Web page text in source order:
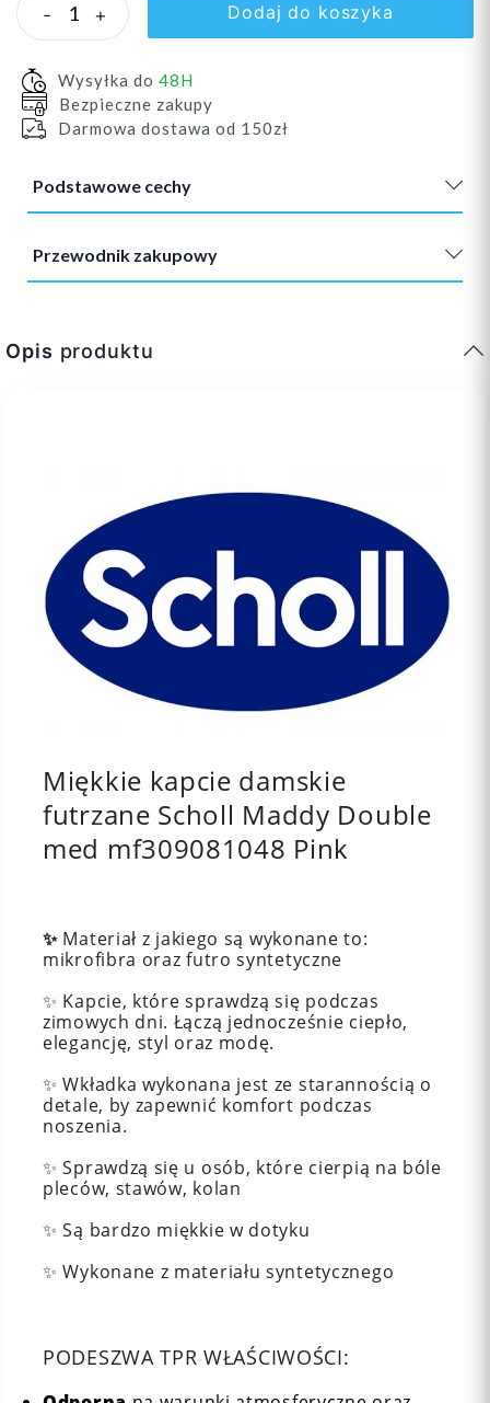
- + Dodaj do koszyka
Wysyłka do 48H
Bezpieczne zakupy
Darmowa dostawa od 150zł
Podstawowe cechy
Przewodnik zakupowy
Opis produktu
Miękkie kapcie damskie
futrzane Scholl Maddy Double
med mf309081048 Pink
✨ Materiał z jakiego są wykonane to:
mikrofibra oraz futro syntetyczne
✨ Kapcie, które sprawdzą się podczas
zimowych dni. Łączą jednocześnie ciepło,
elegancję, styl oraz modę.
✨ Wkładka wykonana jest ze starannością o
detale, by zapewnić komfort podczas
noszenia.
✨ Sprawdzą się u osób, które cierpią na bóle
pleców, stawów, kolan
✨ Są bardzo miękkie w dotyku
✨ Wykonane z materiału syntetycznego
PODESZWA TPR WŁAŚCIWOŚCI: